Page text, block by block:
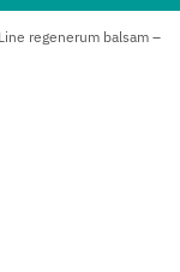
regenerum balsam –